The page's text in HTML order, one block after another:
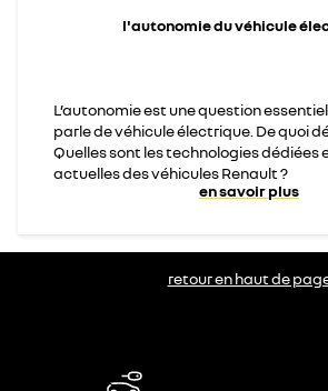
l'autonomie du véhicule
L’autonomie est une question
parle de véhicule électrique. De quoi
Quelles sont les technologies dédiées
actuelles des véhicules Renault ?
en savoir plus
retour en haut de